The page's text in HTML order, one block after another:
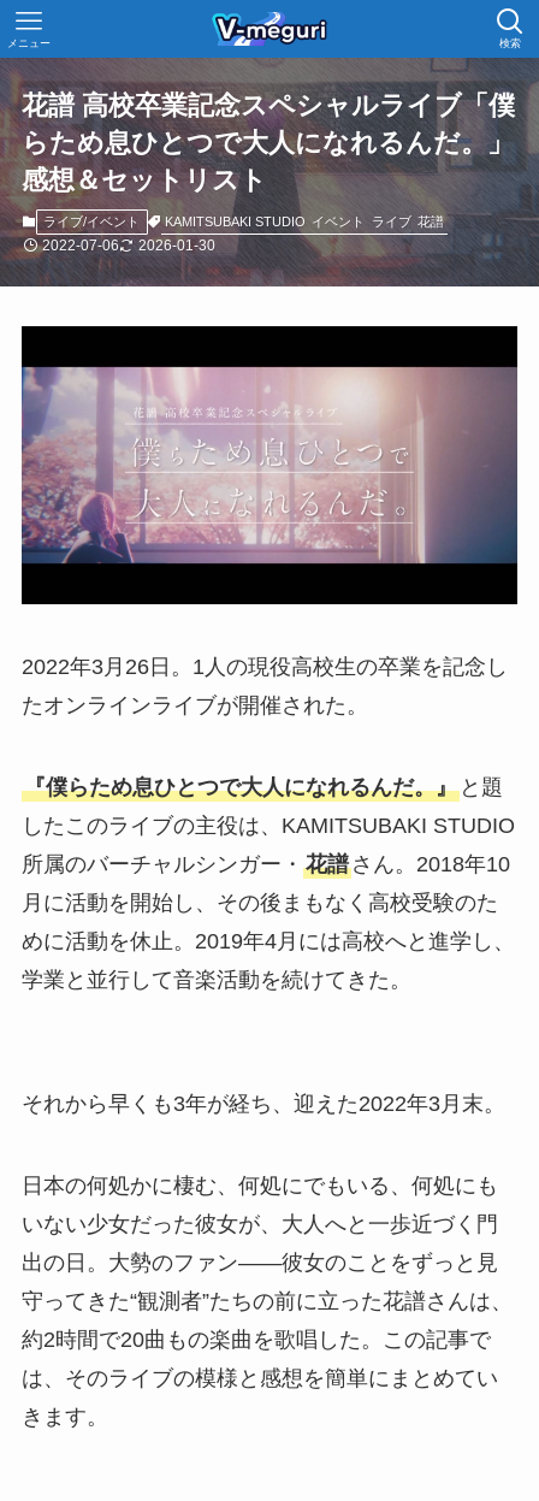
検索
メニュー
花譜 高校卒業記念スペシャルライブ「僕
らため息ひとつで大人になれるんだ。」
感想＆セットリスト
ライブ/イベント KAMITSUBAKI STUDIO イベント ライブ 花譜
2022-07-06 2026-01-30
2022年3月26日。1人の現役高校生の卒業を記念し
たオンラインライブが開催された。
『僕らため息ひとつで大人になれるんだ。』と題
したこのライブの主役は、KAMITSUBAKI STUDIO
所属のバーチャルシンガー・ 花譜さん。2018年10
月に活動を開始し、その後まもなく高校受験のた
めに活動を休止。2019年4月には高校へと進学し、
学業と並行して音楽活動を続けてきた。
それから早くも3年が経ち、迎えた2022年3月末。
日本の何処かに棲む、何処にでもいる、何処にも
いない少女だった彼女が、大人へと一歩近づく門
出の日。大勢のファン――彼女のことをずっと見
守ってきた“観測者”たちの前に立った花譜さんは、
約2時間で20曲もの楽曲を歌唱した。この記事で
は、そのライブの模様と感想を簡単にまとめてい
きます。